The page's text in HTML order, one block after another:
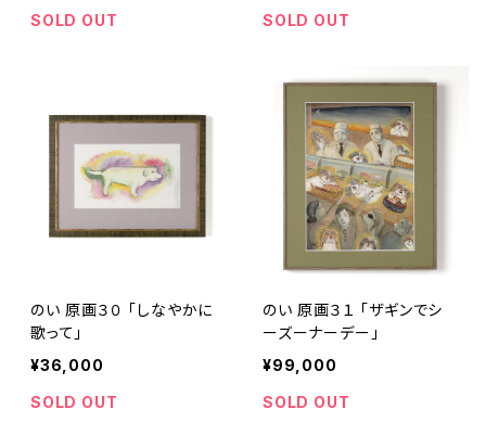
SOLD OUT
SOLD OUT
のい 原画３０ 「しなやかに
歌って」
¥36,000
SOLD OUT
のい 原画３１ 「ザギンでシ
ーズーナーデー」
¥99,000
SOLD OUT